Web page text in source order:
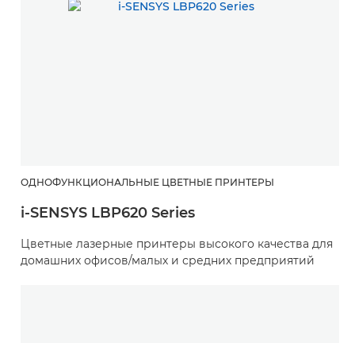
ОДНОФУНКЦИОНАЛЬНЫЕ ЦВЕТНЫЕ ПРИНТЕРЫ
i-SENSYS LBP620 Series
Цветные лазерные принтеры высокого качества для
домашних офисов/малых и средних предприятий